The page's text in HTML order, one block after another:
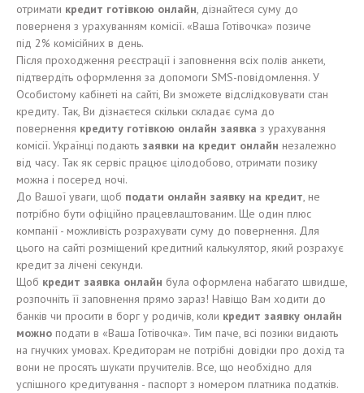
отримати кредит готівкою онлайн, дізнайтеся суму до
поверненя з урахуванням комісії. «Ваша Готівочка» позиче
під 2% комісійних в день.
Після проходження реєстрації і заповнення всіх полів анкети,
підтвердіть оформлення за допомоги SMS-повідомлення. У
Особистому кабінеті на сайті, Ви зможете відслідковувати стан
кредиту. Так, Ви дізнаєтеся скільки складає сума до
повернення кредиту готівкою онлайн заявка з урахування
комісії. Українці подають заявки на кредит онлайн незалежно
від часу. Так як сервіс працює цілодобово, отримати позику
можна і посеред ночі.
До Вашої уваги, щоб подати онлайн заявку на кредит, не
потрібно бути офіційно працевлаштованим. Ще один плюс
компанії - можливість розрахувати суму до повернення. Для
цього на сайті розміщений кредитний калькулятор, який розрахує
кредит за лічені секунди.
Щоб кредит заявка онлайн була оформлена набагато швидше,
розпочніть її заповнення прямо зараз! Навіщо Вам ходити до
банків чи просити в борг у родичів, коли кредит заявку онлайн
можно подати в «Ваша Готівочка». Тим паче, всі позики видають
на гнучких умовах. Кредиторам не потрібні довідки про дохід та
вони не просять шукати пручителів. Все, що необхідно для
успішного кредитування - паспорт з номером платника податків.